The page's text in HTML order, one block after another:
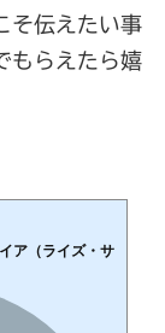
そ伝えたい事
もらえたら嬉
ア（ライズ・サ